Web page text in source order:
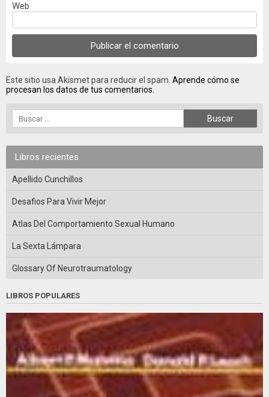
Web
Este sitio usa Akismet para reducir el spam. Aprende cómo se
procesan los datos de tus comentarios.
Libros recientes
Apellido Cunchillos
Desafios Para Vivir Mejor
Atlas Del Comportamiento Sexual Humano
La Sexta Lámpara
Glossary Of Neurotraumatology
LIBROS POPULARES